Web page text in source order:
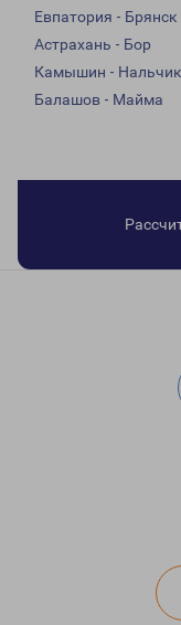
Евпатория - Брянск
Астрахань - Бор
Камышин - Нальчик
Балашов - Майма